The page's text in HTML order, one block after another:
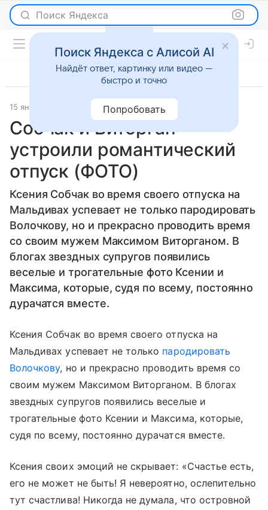
Поиск Яндекса
15 января 2014 Светская жизнь
Собчак и Виторган
устроили романтический
отпуск (ФОТО)
Ксения Собчак во время своего отпуска на
Мальдивах успевает не только пародировать
Волочкову, но и прекрасно проводить время
со своим мужем Максимом Виторганом. В
блогах звездных супругов появились
веселые и трогательные фото Ксении и
Максима, которые, судя по всему, постоянно
дурачатся вместе.
Ксения Собчак во время своего отпуска на
Мальдивах успевает не только пародировать
Волочкову, но и прекрасно проводить время со
своим мужем Максимом Виторганом. В блогах
звездных супругов появились веселые и
трогательные фото Ксении и Максима, которые,
судя по всему, постоянно дурачатся вместе.
Ксения своих эмоций не скрывает: «Счастье есть,
его не может не быть! Я невероятно, ослепительно
тут счастлива! Никогда не думала, что островной
Поиск Яндекса с Алисой AI
Найдёт ответ, картинку или видео —
быстро и точно
Попробовать